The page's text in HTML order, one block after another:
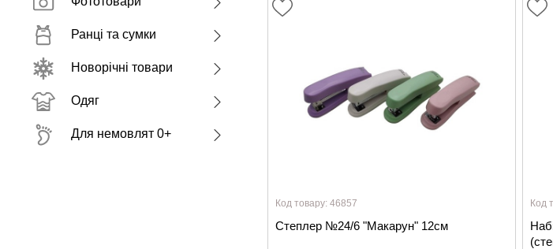
Ранці та сумки
Новорічні товари
Одяг
Для немовлят 0+
Код товару: 46857
Степлер №24/6 "Макарун" 12см
Код